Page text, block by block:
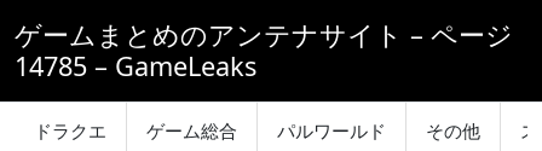
ゲームまとめのアンテナサイト – ページ
14785 – GameLeaks
ドラクエ ゲーム総合 パルワールド その他